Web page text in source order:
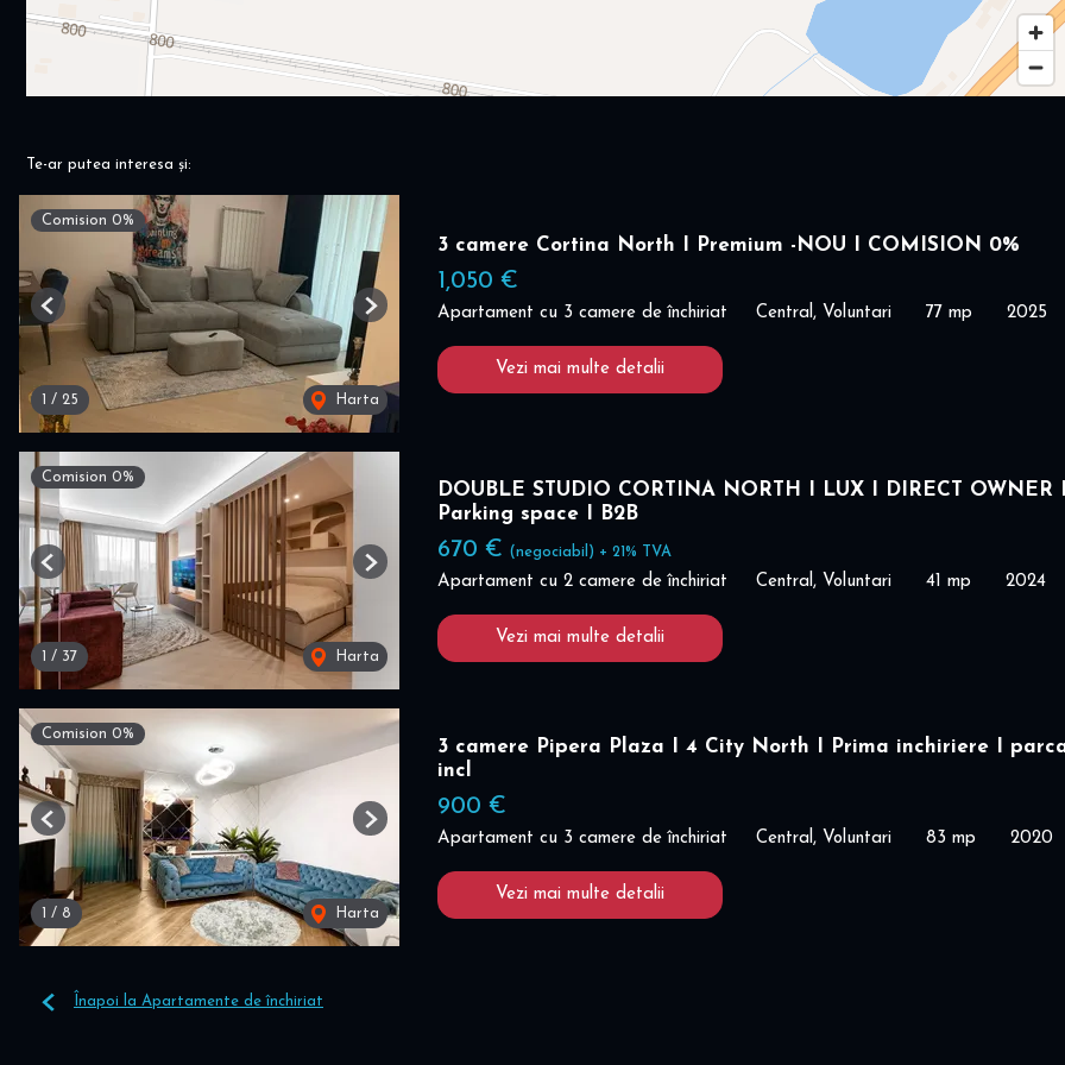
Te-ar putea interesa și:
Comision 0%
1 / 25 Harta
Previous Next
3 camere Cortina North I Premium -NOU I COMISION 0%
1,050 €
Apartament cu 3 camere de închiriat Central, Voluntari 77 mp 2025
Vezi mai multe detalii
Comision 0%
1 / 37 Harta
Previous Next
DOUBLE STUDIO CORTINA NORTH I LUX I DIRECT OWNER
Parking space I B2B
670 € (negociabil) + 21% TVA
Apartament cu 2 camere de închiriat Central, Voluntari 41 mp 2024
Vezi mai multe detalii
Comision 0%
1 / 8 Harta
Previous Next
3 camere Pipera Plaza I 4 City North I Prima inchiriere I
incl
900 €
Apartament cu 3 camere de închiriat Central, Voluntari 83 mp 2020
Vezi mai multe detalii
Înapoi la Apartamente de închiriat